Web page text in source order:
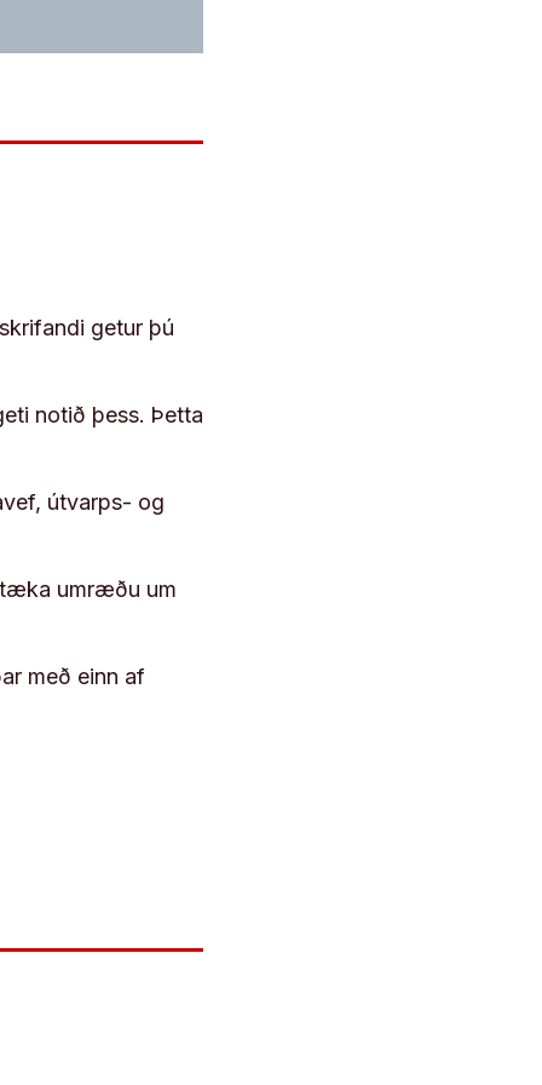
getur þú
notið þess. Þetta
útvarps- og
umræðu um
með einn af